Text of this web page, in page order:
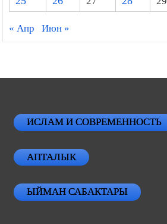
« Апр Июн »
ИСЛАМ И СОВРЕМЕННОСТЬ
АПТАЛЫК
ЫЙМАН САБАКТАРЫ